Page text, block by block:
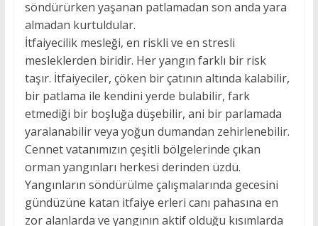
söndürürken yaşanan patlamadan son anda yara
almadan kurtuldular.
İtfaiyecilik mesleği, en riskli ve en stresli
mesleklerden biridir. Her yangın farklı bir risk
taşır. İtfaiyeciler, çöken bir çatının altında kalabilir,
bir patlama ile kendini yerde bulabilir, fark
etmediği bir boşluğa düşebilir, ani bir parlamada
yaralanabilir veya yoğun dumandan zehirlenebilir.
Cennet vatanımızın çeşitli bölgelerinde çıkan
orman yangınları herkesi derinden üzdü.
Yangınların söndürülme çalışmalarında gecesini
gündüzüne katan itfaiye erleri canı pahasına en
zor alanlarda ve yangının aktif olduğu kısımlarda